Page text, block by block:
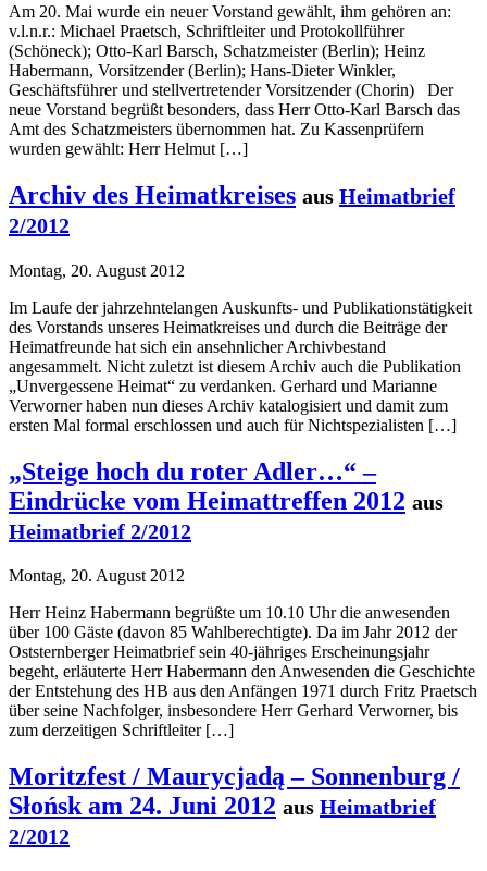
Am 20. Mai wurde ein neuer Vorstand gewählt, ihm gehören an:
v.l.n.r.: Michael Praetsch, Schriftleiter und Protokollführer
(Schöneck); Otto-Karl Barsch, Schatzmeister (Berlin); Heinz
Habermann, Vorsitzender (Berlin); Hans-Dieter Winkler,
Geschäftsführer und stellvertretender Vorsitzender (Chorin) Der
neue Vorstand begrüßt besonders, dass Herr Otto-Karl Barsch das
Amt des Schatzmeisters übernommen hat. Zu Kassenprüfern
wurden gewählt: Herr Helmut […]
Archiv des Heimatkreises aus Heimatbrief
2/2012
Montag, 20. August 2012
Im Laufe der jahrzehntelangen Auskunfts- und Publikationstätigkeit
des Vorstands unseres Heimatkreises und durch die Beiträge der
Heimatfreunde hat sich ein ansehnlicher Archivbestand
angesammelt. Nicht zuletzt ist diesem Archiv auch die Publikation
„Unvergessene Heimat“ zu verdanken. Gerhard und Marianne
Verworner haben nun dieses Archiv katalogisiert und damit zum
ersten Mal formal erschlossen und auch für Nichtspezialisten […]
„Steige hoch du roter Adler…“ –
Eindrücke vom Heimattreffen 2012 aus
Heimatbrief 2/2012
Montag, 20. August 2012
Herr Heinz Habermann begrüßte um 10.10 Uhr die anwesenden
über 100 Gäste (davon 85 Wahlberechtigte). Da im Jahr 2012 der
Oststernberger Heimatbrief sein 40-jähriges Erscheinungsjahr
begeht, erläuterte Herr Habermann den Anwesenden die Geschichte
der Entstehung des HB aus den Anfängen 1971 durch Fritz Praetsch
über seine Nachfolger, insbesondere Herr Gerhard Verworner, bis
zum derzeitigen Schriftleiter […]
Moritzfest / Maurycjadą – Sonnenburg /
Słońsk am 24. Juni 2012 aus Heimatbrief
2/2012